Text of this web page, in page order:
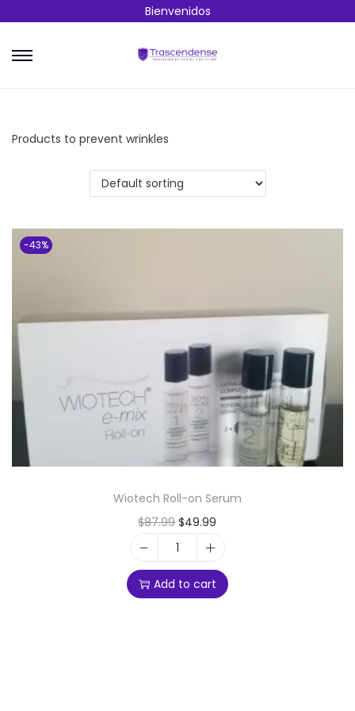
Bienvenidos
Products to prevent wrinkles
-43%
Wiotech Roll-on Serum
$87.99 $49.99
Add to cart